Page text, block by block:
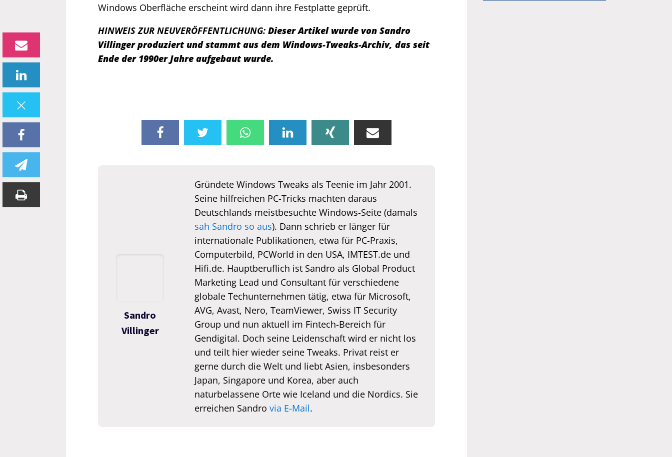
Windows Oberfläche erscheint wird dann ihre Festplatte geprüft.
HINWEIS ZUR NEUVERÖFFENTLICHUNG: Dieser Artikel wurde von Sandro
Villinger produziert und stammt aus dem Windows-Tweaks-Archiv, das seit
Ende der 1990er Jahre aufgebaut wurde.
Sandro
Villinger
Gründete Windows Tweaks als Teenie im Jahr 2001.
Seine hilfreichen PC-Tricks machten daraus
Deutschlands meistbesuchte Windows-Seite (damals
sah Sandro so aus). Dann schrieb er länger für
internationale Publikationen, etwa für PC-Praxis,
Computerbild, PCWorld in den USA, IMTEST.de und
Hifi.de. Hauptberuflich ist Sandro als Global Product
Marketing Lead und Consultant für verschiedene
globale Techunternehmen tätig, etwa für Microsoft,
AVG, Avast, Nero, TeamViewer, Swiss IT Security
Group und nun aktuell im Fintech-Bereich für
Gendigital. Doch seine Leidenschaft wird er nicht los
und teilt hier wieder seine Tweaks. Privat reist er
gerne durch die Welt und liebt Asien, insbesonders
Japan, Singapore und Korea, aber auch
naturbelassene Orte wie Iceland und die Nordics. Sie
erreichen Sandro via E-Mail.